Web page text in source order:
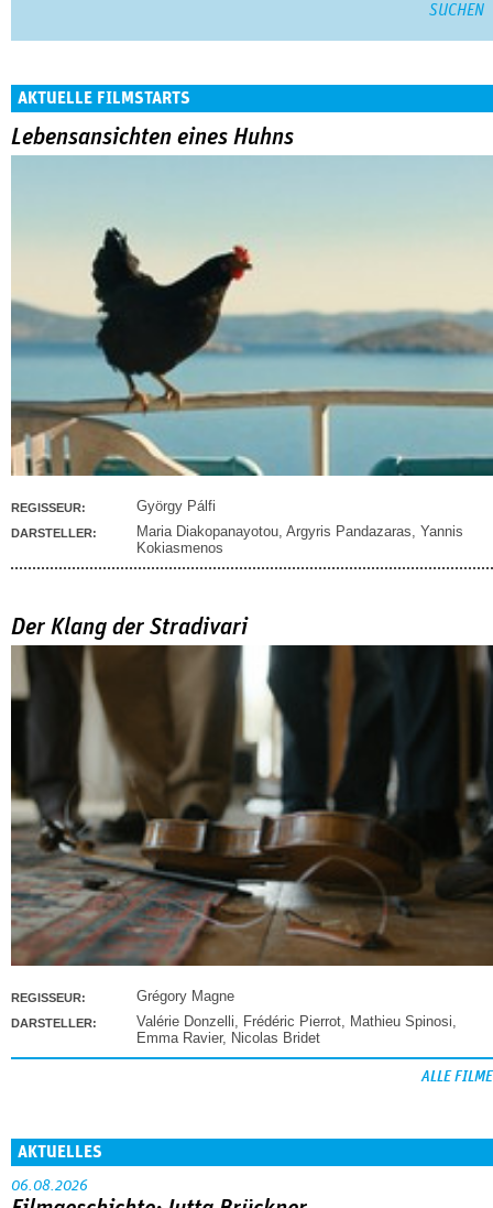
AKTUELLE FILMSTARTS
Lebensansichten eines Huhns
REGISSEUR: György Pálfi
DARSTELLER: Maria Diakopanayotou, Argyris Pandazaras, Yannis
Kokiasmenos
Der Klang der Stradivari
REGISSEUR: Grégory Magne
DARSTELLER: Valérie Donzelli, Frédéric Pierrot, Mathieu Spinosi,
Emma Ravier, Nicolas Bridet
ALLE FILME
AKTUELLES
06.08.2026